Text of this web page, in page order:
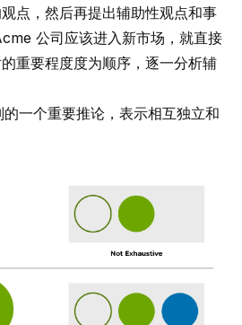
点，然后再提出辅助性观点和事
公司应该进入新市场，就直接
重要程度度为顺序，逐一分析辅
的一个重要推论，表示相互独立和